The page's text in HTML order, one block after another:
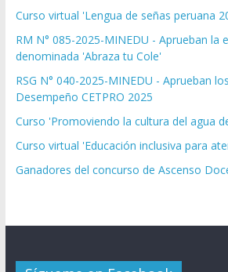
Curso virtual 'Lengua de señas peruana
RM N° 085-2025-MINEDU - Aprueban la
denominada 'Abraza tu Cole'
RSG N° 040-2025-MINEDU - Aprueban
Desempeño CETPRO 2025
Curso 'Promoviendo la cultura del agua
Curso virtual 'Educación inclusiva para
Ganadores del concurso de Ascenso